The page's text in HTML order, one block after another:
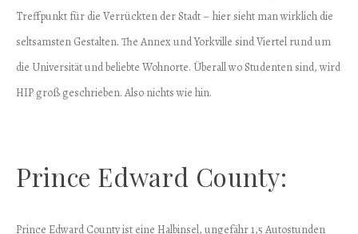
Treffpunkt für die Verrückten der Stadt – hier sieht man wirklich die
seltsamsten Gestalten. The Annex und Yorkville sind Viertel rund um
die Universität und beliebte Wohnorte. Überall wo Studenten sind, wird
HIP groß geschrieben. Also nichts wie hin.
Prince Edward County:
Prince Edward County ist eine Halbinsel, ungefähr 1,5 Autostunden